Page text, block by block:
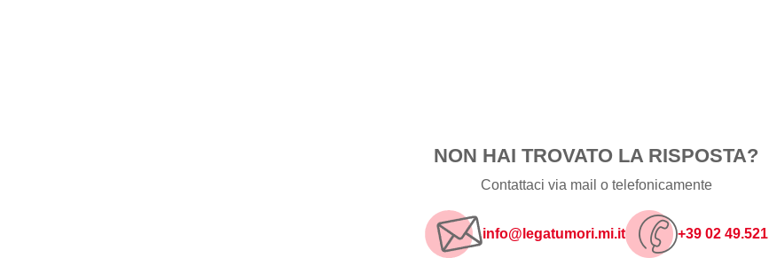
NON HAI TROVATO LA RISPOSTA?
Contattaci via mail o telefonicamente
info@legatumori.mi.it +39 02 49.521